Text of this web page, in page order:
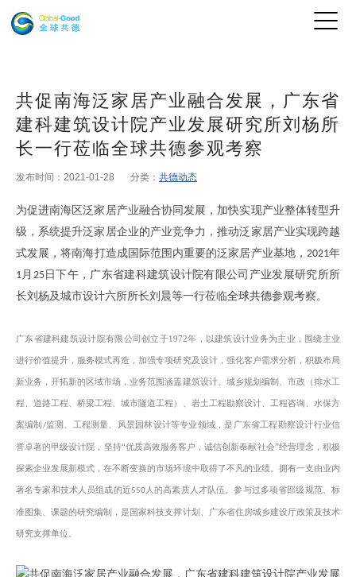
共促南海泛家居产业融合发展，广东省
建科建筑设计院产业发展研究所刘杨所
长一行莅临全球共德参观考察
发布时间：2021-01-28 分类： 共德动态
为促进南海区泛家居产业融合协同发展，加快实现产业整体转型升
级，系统提升泛家居企业的产业竞争力，推动泛家居产业实现跨越
式发展，将南海打造成国际范围内重要的泛家居产业基地， 2021年
1月 25日下午， 广东省建科建筑设计院有限公司产业发展研究所所
长刘杨及城市设计六所所长刘晨等一行莅临全球共德参观考察。
广东省建科建筑设计院有限公司创立于1972年，以建筑设计业务为主业，围绕主业
进行价值提升，服务模式再造，加强专项研究及设计，强化客户需求分析，积极布局
新业务，开拓新的区域市场，业务范围涵盖建筑设计、城乡规划编制、市政（排水工
程、道路工程、桥梁工程、城市隧道工程）、岩土工程勘察设计、工程咨询、水保方
案编制 /监测、工程测量、风景园林设计等专业领域，是广东省工程勘察设计行业信
誉卓著的甲级设计院，坚持“优质高效服务客户，诚信创新奉献社会”经营理念，积极
探索企业发展新模式，在不断变换的市场环境中取得了不凡的业绩。拥有一支由业内
著名专家和技术人员组成的近550人的高素质人才队伍。参与过多项省部级规范、标
准图集、课题的研究编制，是国家科技支撑计划、广东省住房城乡建设厅政策及技术
研究支撑单位。